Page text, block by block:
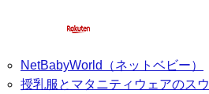
NetBabyWorld（ネットベビー）
授乳服とマタニティウェアのス